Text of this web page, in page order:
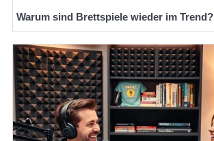
Warum sind Brettspiele wieder im Trend?